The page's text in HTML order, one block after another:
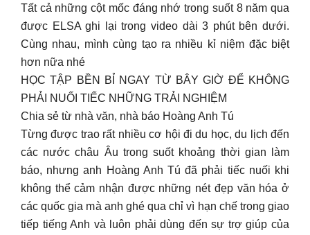
Tất cả những cột mốc đáng nhớ trong suốt 8 năm qua
được ELSA ghi lại trong video dài 3 phút bên dưới.
Cùng nhau, mình cùng tạo ra nhiều kỉ niệm đặc biệt
hơn nữa nhé
HỌC TẬP BỀN BỈ NGAY TỪ BÂY GIỜ ĐỂ KHÔNG
PHẢI NUỐI TIẾC NHỮNG TRẢI NGHIỆM
Chia sẻ từ nhà văn, nhà báo Hoàng Anh Tú
Từng được trao rất nhiều cơ hội đi du học, du lịch đến
các nước châu Âu trong suốt khoảng thời gian làm
báo, nhưng anh Hoàng Anh Tú đã phải tiếc nuối khi
không thể cảm nhận được những nét đẹp văn hóa ở
các quốc gia mà anh ghé qua chỉ vì hạn chế trong giao
tiếp tiếng Anh và luôn phải dùng đến sự trợ giúp của